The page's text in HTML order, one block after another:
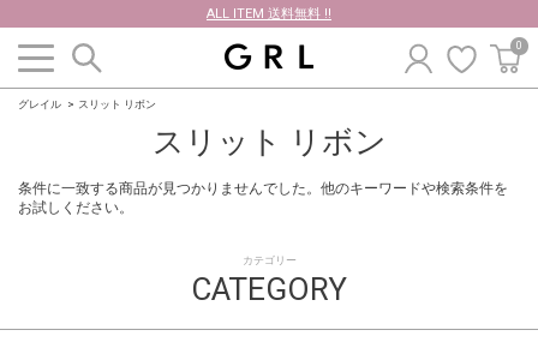
ALL ITEM 送料無料 !!
0
グレイル スリット リボン
カテゴリー
CATEGORY
スリット リボン
条件に一致する商品が見つかりませんでした。他のキーワードや検索条件を
お試しください。